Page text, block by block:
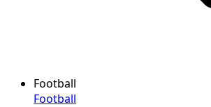
Football
Football